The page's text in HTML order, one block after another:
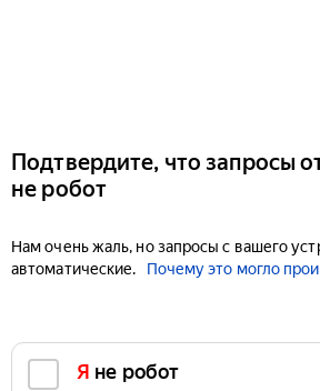
Подтвердите, что запросы
не робот
Нам очень жаль, но запросы с вашего
автоматические.
Почему это могло
Я не робот